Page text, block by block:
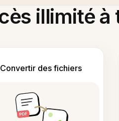
illimité à
Convertir des fichiers